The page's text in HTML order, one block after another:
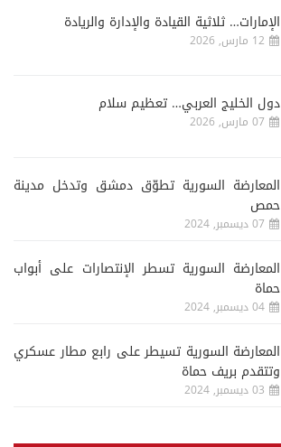
الإمارات… ثلاثية القيادة والإدارة والريادة
12 مارس, 2026
دول الخليج العربي… تعظيم سلام
07 مارس, 2026
المعارضة السورية تطوّق دمشق وتدخل مدينة
حمص
07 ديسمبر, 2024
المعارضة السورية تسطر الإنتصارات على أبواب
حماة
04 ديسمبر, 2024
المعارضة السورية تسيطر على رابع مطار عسكري
وتتقدم بريف حماة
03 ديسمبر, 2024